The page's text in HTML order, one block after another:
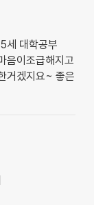
세 대학공부
음이조급해지고
거겠지요~ 좋은